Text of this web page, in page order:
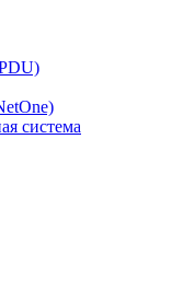
система